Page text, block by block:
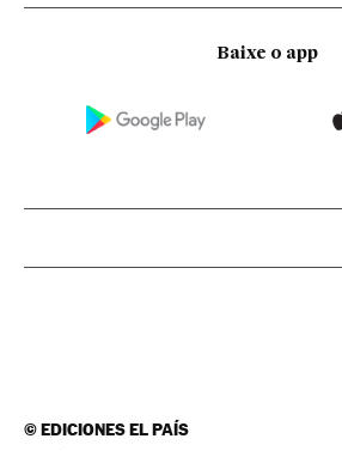
Baixe o app
©EDICIONES EL PAÍS